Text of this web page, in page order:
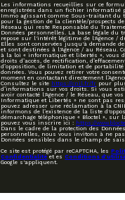
Les informations recueillies sur ce
enregistrées dans un fichier informatisé
Immo agissant comme Sous-traitant du
pour la gestion de la clientèle/prospects de
Réseau qui reste Responsable du
Données personnelles. La base légale du
repose sur l'intérêt légitime de l'Agence /
Elles sont conservées jusqu'à demande
et sont destinées à l'Agence / au Réseau.
à la loi « informatique et libertés », vous
droits d’accès, de rectification,
d’opposition, de limitation et de portabilité
données. Vous pouvez retirer votre
moment en contactant directement
Consultez le site https://cnil.fr/fr pour
d’informations sur vos droits. Si vous
avoir contacté l'Agence / le Réseau, que
Informatique et Libertés » ne sont pas
pouvez adresser une réclamation à la
informons de l’existence de la liste
démarchage téléphonique « Bloctel », sur
pouvez vous inscrire ici : https://
Dans le cadre de la protection des Données
personnelles, nous vous invitons à ne
Données sensibles dans le champ de
Ce site est protégé par reCAPTCHA, les
Confidentialité et esConditions
Google s'appliquent.